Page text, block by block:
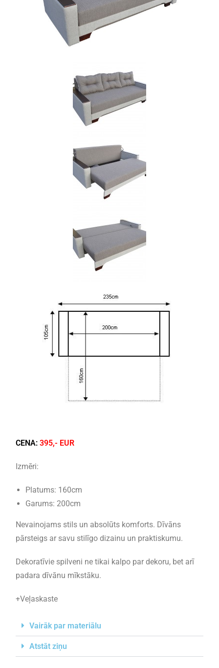
CENA:395,- EUR
Izmēri:
Platums: 160cm
Garums: 200cm
Nevainojams stils un absolūts komforts. Dīvāns
pārsteigs ar savu stilīgo dizainu un praktiskumu.
Dekoratīvie spilveni ne tikai kalpo par dekoru, bet arī
padara dīvānu mīkstāku.
+Veļaskaste
Vairāk par materiālu
Atstāt ziņu